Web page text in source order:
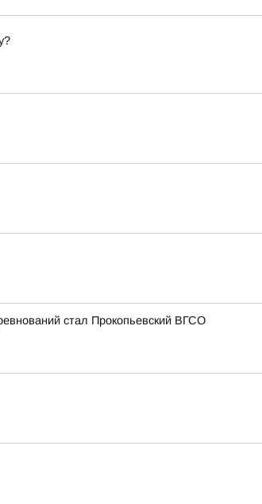
стал Прокопьевский ВГСО